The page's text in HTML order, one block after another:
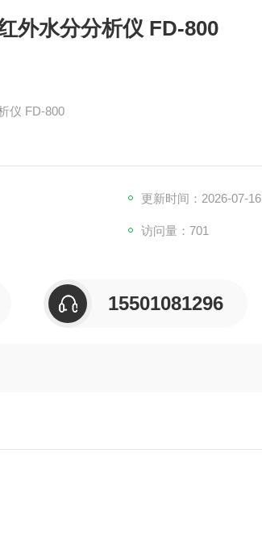
外水分分析仪 FD-800
仪 FD-800
更新时间：2026-07-16
访问量：701
15501081296